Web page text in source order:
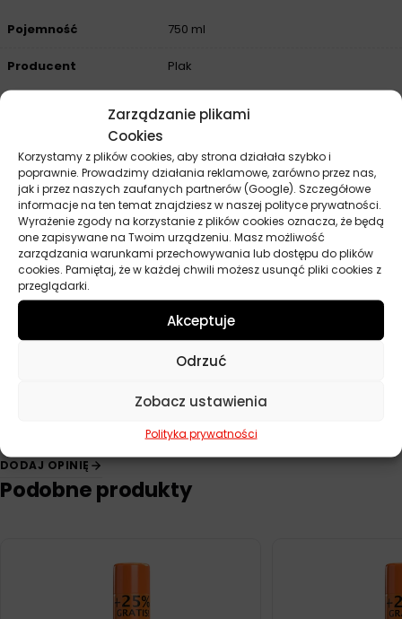
Zarządzanie plikami
Cookies
Korzystamy z plików cookies, aby strona działała szybko i
poprawnie. Prowadzimy działania reklamowe, zarówno przez nas,
jak i przez naszych zaufanych partnerów (Google). Szczegółowe
informacje na ten temat znajdziesz w naszej polityce prywatności.
Wyrażenie zgody na korzystanie z plików cookies oznacza, że będą
one zapisywane na Twoim urządzeniu. Masz możliwość
zarządzania warunkami przechowywania lub dostępu do plików
cookies. Pamiętaj, że w każdej chwili możesz usunąć pliki cookies z
przeglądarki.
Akceptuje
Odrzuć
Zobacz ustawienia
Polityka prywatności
Pojemność 750 ml
Producent Plak
Opinie
Na razie nie ma opinii o produkcie.
Dodaj opinię
Twoja ocena*
Twoja opinia
DODAJ OPINIĘ
Podobne produkty